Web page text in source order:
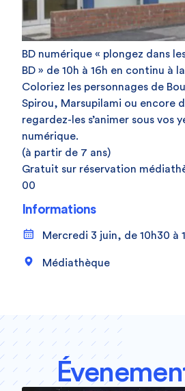
BD numérique « plongez dans
BD » de 10h à 16h en continu à
Coloriez les personnages de
Spirou, Marsupilami ou encore
regardez-les s’animer sous vos
numérique.
(à partir de 7 ans)
Gratuit sur réservation
00
Informations
Mercredi 3 juin, de 10h30 à
Médiathèque